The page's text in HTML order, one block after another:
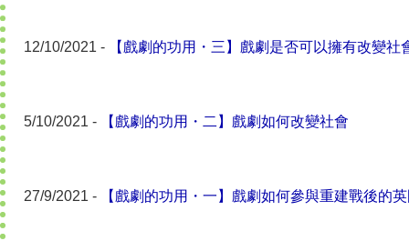
12/10/2021 - 【戲劇的功用・三】戲劇是否可以擁有改變社
5/10/2021 - 【戲劇的功用・二】戲劇如何改變社會
27/9/2021 - 【戲劇的功用・一】戲劇如何參與重建戰後的